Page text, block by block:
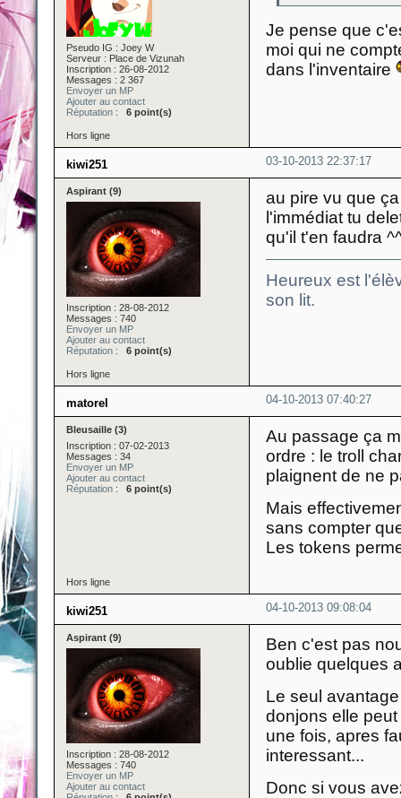
Pseudo IG : Joey W
Serveur : Place de Vizunah
Inscription : 26-08-2012
Messages : 2 367
Envoyer un MP
Ajouter au contact
Réputation : 6 point(s)
Je pense que
moi qui ne
dans l'inventaire
Hors ligne
03-10-2013 22:37:17
kiwi251
Aspirant (9)
Inscription : 28-08-2012
Messages : 740
Envoyer un MP
Ajouter au contact
Réputation : 6 point(s)
au pire vu que
l'immédiat tu
qu'il t'en faudra
Heureux est
son lit.
Hors ligne
04-10-2013 07:40:27
matorel
Bleusaille (3)
Inscription : 07-02-2013
Messages : 34
Envoyer un MP
Ajouter au contact
Réputation : 6 point(s)
Au passage ça
ordre : le troll
plaignent de ne
Mais
sans compter
Les tokens
Hors ligne
04-10-2013 09:08:04
kiwi251
Aspirant (9)
Inscription : 28-08-2012
Messages : 740
Envoyer un MP
Ajouter au contact
Ben c'est pas
oublie quelques
Le seul
donjons elle
une fois, apres
interessant...
Donc si vous